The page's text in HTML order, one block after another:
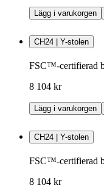
Lägg i varukorgen
CH24 | Y-stolen
FSC™-certifierad
8 104 kr
Lägg i varukorgen
CH24 | Y-stolen
FSC™-certifierad
8 104 kr